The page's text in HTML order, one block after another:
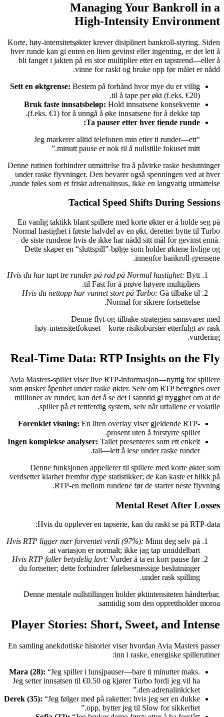
Managing Your Bankroll in a
High‑Intensity Environment
Korte, høy‑intensitetsøkter krever disiplinert bankroll‑styring. Siden
hver runde kan gi enten en liten gevinst eller ingenting, er det lett å
bli fanget i jakten på en stor multiplier etter en tapstrend—eller å
vinne for raskt og bruke opp før målet er nådd.
Sett en øktgrense: Bestem på forhånd hvor mye du er villig
til å tape per økt (f.eks. €20).
Bruk faste innsatsbeløp: Hold innsatsene konsekvente
(f.eks. €1) for å unngå å øke innsatsene for å dekke tap.
Ta pauser etter hver tiende runde:
“Jeg markerer alltid telefonen min etter ti runder—ett
minutt pause er nok til å nullstille fokuset mitt.”
Denne rutinen forhindrer utmattelse fra å påvirke raske beslutninger
under raske flyvninger. Den bevarer også spenningen ved at hver
runde føles som et friskt adrenalinsus, ikke en langvarig utmattelse.
Tactical Speed Shifts During Sessions
En vanlig taktikk blant spillere med korte økter er å holde seg på
Normal hastighet i første halvdel av en økt, deretter bytte til Turbo
de siste rundene hvis de ikke har nådd sitt mål for gevinst ennå.
Dette skaper en “sluttspill”-bølge som holder øktene livlige og
innenfor bankroll-grensene.
Hvis du har tapt tre runder på rad på Normal hastighet: Bytt
til Fast for å prøve høyere multipliers.
Hvis du nettopp har vunnet stort på Turbo: Gå tilbake til
Normal for sikrere fortsettelse.
Denne flyt‑og‑tilbake-strategien samsvarer med
høy‑intensitetfokuset—korte risikoburster etterfulgt av rask
vurdering.
Real‑Time Data: RTP Insights on the Fly
Avia Masters-spillet viser live RTP-informasjon—nyttig for spillere
som ønsker åpenhet under raske økter. Selv om RTP beregnes over
millioner av runder, kan det å se det i sanntid gi trygghet om at de
spiller på et rettferdig system, selv når utfallene er volatile.
Forenklet visning: En liten overlay viser gjeldende RTP-
prosent uten å forstyrre spillet.
Ingen komplekse analyser: Tallet presenteres som ett enkelt
tall—lett å lese under raske runder.
Denne funksjonen appellerer til spillere med korte økter som
verdsetter klarhet fremfor dype statistikker; de kan kaste et blikk på
RTP-en mellom rundene før de starter neste flyvning.
Mental Reset After Losses
Hvis du opplever en tapserie, kan du raskt se på RTP-data:
Hvis RTP ligger nær forventet verdi (97%): Minn deg selv på
at variasjon er normalt; ikke jag tap umiddelbart.
Hvis RTP faller betydelig lavt: Vurder å ta en kort pause før
du fortsetter; dette forhindrer følelsesmessige beslutninger
under rask spilling.
Denne mentale nullstillingen holder øktintensiteten håndterbar,
samtidig som den opprettholder moroa.
Player Stories: Short, Sweet, and Intense
En samling anekdotiske historier viser hvordan Avia Masters passer
inn i raske, energiske spillerutiner:
Mara (28): “Jeg spiller i lunsjpauser—bare ti minutter maks.
Jeg setter innsatsen til €0.50 og kjører Turbo fordi jeg vil ha
den adrenalinkicket.”
Derek (35): “Jeg følger med på raketter; hvis jeg ser en dukke
opp, bytter jeg til Slow for sikkerhet.”